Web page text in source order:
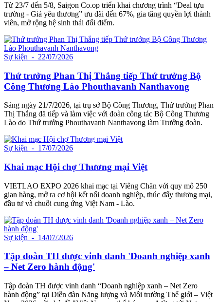
Từ 23/7 đến 5/8, Saigon Co.op triển khai chương trình “Deal tựu
trường - Giá yêu thương” ưu đãi đến 67%, gia tăng quyền lợi thành
viên, mở rộng hệ sinh thái đổi điểm.
Sự kiện - 22/07/2026
Thứ trưởng Phan Thị Thắng tiếp Thứ trưởng Bộ
Công Thương Lào Phouthavanh Nanthavong
Sáng ngày 21/7/2026, tại trụ sở Bộ Công Thương, Thứ trưởng Phan
Thị Thắng đã tiếp và làm việc với đoàn công tác Bộ Công Thương
Lào do Thứ trưởng Phouthavanh Nanthavong làm Trưởng đoàn.
Sự kiện - 17/07/2026
Khai mạc Hội chợ Thương mại Việt
VIETLAO EXPO 2026 khai mạc tại Viêng Chăn với quy mô 250
gian hàng, mở ra cơ hội kết nối doanh nghiệp, thúc đẩy thương mại,
đầu tư và chuỗi cung ứng Việt Nam - Lào.
Sự kiện - 14/07/2026
Tập đoàn TH được vinh danh 'Doanh nghiệp xanh
– Net Zero hành động'
Tập đoàn TH được vinh danh “Doanh nghiệp xanh – Net Zero
hành động” tại Diễn đàn Năng lượng và Môi trường Thế giới – Việt